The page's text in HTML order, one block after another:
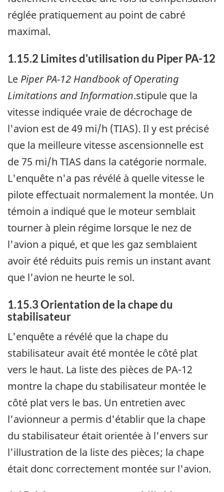
réglée pratiquement au point de cabré
maximal.
1.15.2 Limites d'utilisation du Piper PA-12
Le Piper PA-12 Handbook of Operating
Limitations and Information.stipule que la
vitesse indiquée vraie de décrochage de
l'avion est de 49 mi/h (TIAS). Il y est précisé
que la meilleure vitesse ascensionnelle est
de 75 mi/h TIAS dans la catégorie normale.
L'enquête n'a pas révélé à quelle vitesse le
pilote effectuait normalement la montée. Un
témoin a indiqué que le moteur semblait
tourner à plein régime lorsque le nez de
l'avion a piqué, et que les gaz semblaient
avoir été réduits puis remis un instant avant
que l'avion ne heurte le sol.
1.15.3 Orientation de la chape du
stabilisateur
L'enquête a révélé que la chape du
stabilisateur avait été montée le côté plat
vers le haut. La liste des pièces de PA-12
montre la chape du stabilisateur montée le
côté plat vers le bas. Un entretien avec
l'avionneur a permis d'établir que la chape
du stabilisateur était orientée à l'envers sur
l'illustration de la liste des pièces; la chape
était donc correctement montée sur l'avion.